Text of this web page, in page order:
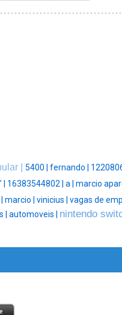
| 5400 | fernando |
' | 16383544802 | a | marcio
marcio | vinicius | vagas de
| automoveis | nintendo